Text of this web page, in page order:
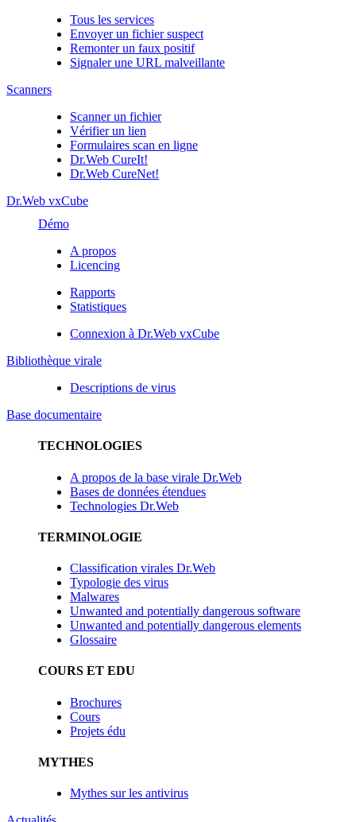
Tous les services
Envoyer un fichier suspect
Remonter un faux positif
Signaler une URL malveillante
Scanners
Scanner un fichier
Vérifier un lien
Formulaires scan en ligne
Dr.Web CureIt!
Dr.Web CureNet!
Dr.Web vxCube
Démo
A propos
Licencing
Rapports
Statistiques
Connexion à Dr.Web vxCube
Bibliothèque virale
Descriptions de virus
Base documentaire
TECHNOLOGIES
A propos de la base virale Dr.Web
Bases de données étendues
Technologies Dr.Web
TERMINOLOGIE
Classification virales Dr.Web
Typologie des virus
Malwares
Unwanted and potentially dangerous software
Unwanted and potentially dangerous elements
Glossaire
COURS ET EDU
Brochures
Cours
Projets édu
MYTHES
Mythes sur les antivirus